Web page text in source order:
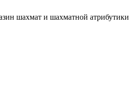
шахмат и шахматной атрибутики